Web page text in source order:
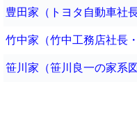
豊田家（トヨタ自動車社
竹中家（竹中工務店社長
笹川家（笹川良一の家系図